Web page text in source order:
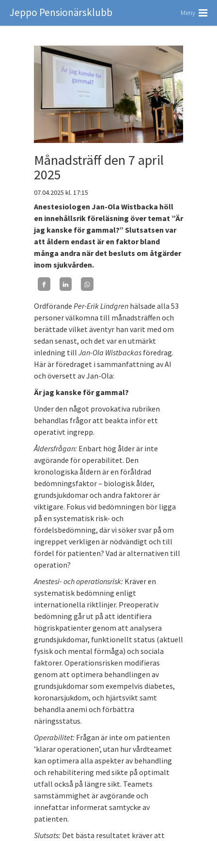
Jeppo Pensionärsklubb Meny
Månadsträff den 7 april
2025
07.04.2025 kl. 17:15
Anestesiologen Jan-Ola Wistbacka höll
en innehållsrik föreläsning över temat ”Är
jag kanske för gammal?” Slutsatsen var
att åldern endast är en faktor bland
många andra när det besluts om åtgärder
inom sjukvården.
Ordförande Per-Erik Lindgren hälsade alla 53
personer välkomna till månadsträffen och
berättade vilket äventyr han varit med om
sedan senast, och det var en utmärkt
inledning till Jan-Ola Wistbackas föredrag.
Här är föredraget i sammanfattning av AI
och översett av Jan-Ola:
Är jag kanske för gammal?
Under den något provokativa rubriken
behandlas frågor att beakta inför ett
operativt ingrepp.
Åldersfrågan: Enbart hög ålder är inte
avgörande för operabilitet. Den
kronologiska åldern är en föråldrad
bedömningsfaktor – biologisk ålder,
grundsjukdomar och andra faktorer är
viktigare. Fokus vid bedömningen bör ligga
på en systematisk risk- och
fördelsbedömning, där vi söker svar på om
ingreppet verkligen är nödvändigt och till
fördel för patienten? Vad är alternativen till
operation?
Anestesi- och operationsrisk: Kräver en
systematisk bedömning enligt
internationella riktlinjer. Preoperativ
bedömning går ut på att identifiera
högriskpatienter genom att analysera
grundsjukdomar, funktionellt status (aktuell
fysisk och mental förmåga) och sociala
faktorer. Operationsrisken modifieras
genom att optimera behandlingen av
grundsjukdomar som exempelvis diabetes,
koronarsjukdom, och hjärtsvikt samt
behandla anemi och förbättra
näringsstatus.
Operabilitet: Frågan är inte om patienten
’klarar operationen’, utan hur vårdteamet
kan optimera alla aspekter av behandling
och rehabilitering med sikte på optimalt
utfall också på längre sikt. Teamets
samstämmighet är avgörande och
innefattar informerat samtycke av
patienten.
Slutsats: Det bästa resultatet kräver att